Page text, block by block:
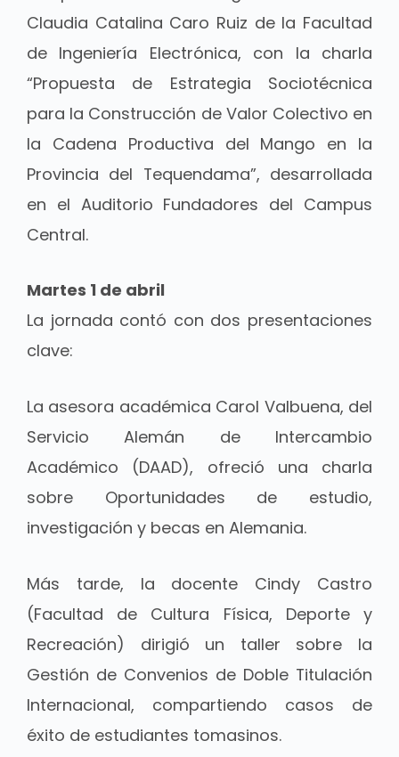
Claudia Catalina Caro Ruiz de la Facultad
de Ingeniería Electrónica, con la charla
“Propuesta de Estrategia Sociotécnica
para la Construcción de Valor Colectivo en
la Cadena Productiva del Mango en la
Provincia del Tequendama”, desarrollada
en el Auditorio Fundadores del Campus
Central.
Martes 1 de abril
La jornada contó con dos presentaciones
clave:
La asesora académica Carol Valbuena, del
Servicio Alemán de Intercambio
Académico (DAAD), ofreció una charla
sobre Oportunidades de estudio,
investigación y becas en Alemania.
Más tarde, la docente Cindy Castro
(Facultad de Cultura Física, Deporte y
Recreación) dirigió un taller sobre la
Gestión de Convenios de Doble Titulación
Internacional, compartiendo casos de
éxito de estudiantes tomasinos.